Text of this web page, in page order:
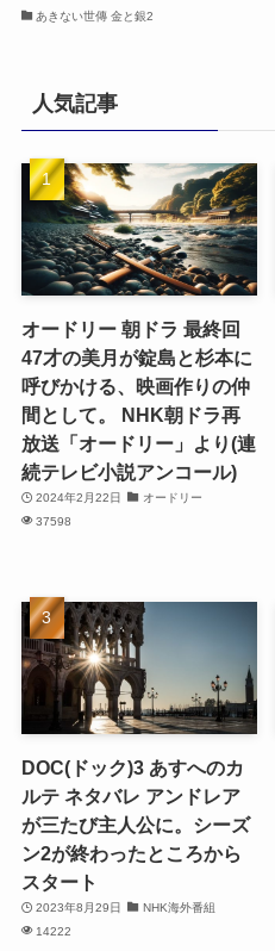
あきない世傳 金と銀2
人気記事
オードリー 朝ドラ 最終回
47才の美月が錠島と杉本に
呼びかける、映画作りの仲
間として。 NHK朝ドラ再
放送「オードリー」より(連
続テレビ小説アンコール)
2024年2月22日
オードリー
37598
DOC(ドック)3 あすへのカ
ルテ ネタバレ アンドレア
が三たび主人公に。シーズ
ン2が終わったところから
スタート
2023年8月29日
NHK海外番組
14222